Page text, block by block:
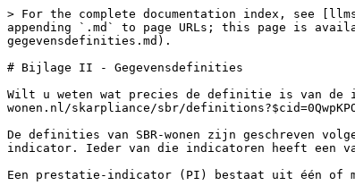
> For the complete documentation index, see
appending `.md` to page URLs; this page is
gegevensdefinities.md).
# Bijlage II - Gegevensdefinities
Wilt u weten wat precies de definitie is van
wonen.nl/skarpliance/sbr/
De definities van SBR-wonen zijn geschreven
indicator. Ieder van die indicatoren heeft een
Een prestatie-indicator (PI) bestaat uit één of